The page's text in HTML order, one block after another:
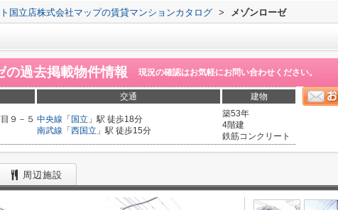
国立店株式会社マップの賃貸マンションカタログ > メゾンローゼ
の過去掲載物件情報 現況の確認はお気軽にお問い合わせください。
交通 建物
９－５ 中央線 「 国立 」駅 徒歩18分
南武線 「 西国立 」駅 徒歩15分
築53年
4階建
鉄筋コンクリート
周辺施設